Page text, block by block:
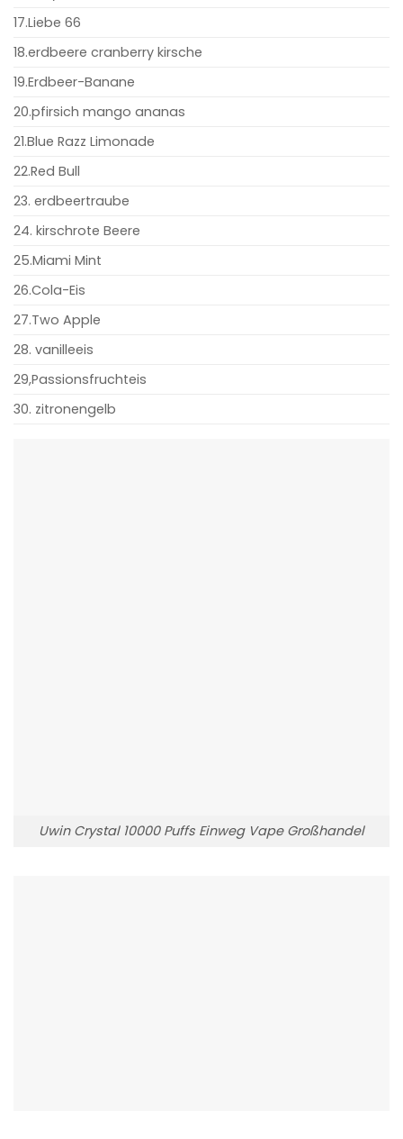
17.Liebe 66
18.erdbeere cranberry kirsche
19.Erdbeer-Banane
20.pfirsich mango ananas
21.Blue Razz Limonade
22.Red Bull
23. erdbeertraube
24. kirschrote Beere
25.Miami Mint
26.Cola-Eis
27.Two Apple
28. vanilleeis
29,Passionsfruchteis
30. zitronengelb
Uwin Crystal 10000 Puffs Einweg Vape Großhandel